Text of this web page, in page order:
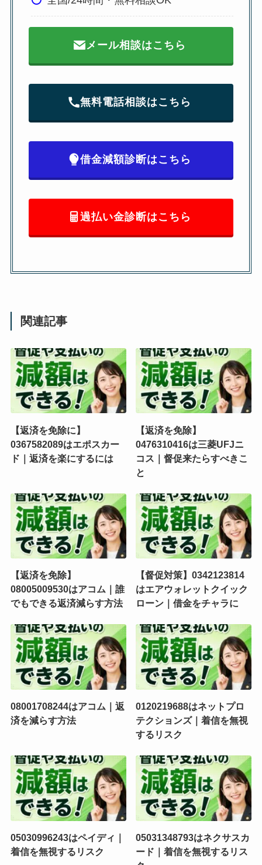
メール相談はこちら
無料電話相談はこちら
借金減額診断はこちら
過払い金診断はこちら
関連記事
【返済を免除に】
0367582089はエポスカー
ド｜返済を楽にするには
【返済を免除】
0476310416は三菱UFJニ
コス｜督促来たらすべきこ
と
【返済を免除】
08005009530はアコム｜誰
でもできる返済減らす方法
【督促対策】0342123814
はエアウォレットクイック
ローン｜借金をチャラに
08001708244はアコム｜返
済を減らす方法
0120219688はネットプロ
テクションズ｜着信を無視
するリスク
05030996243はペイディ｜
着信を無視するリスク
05031348793はネクサスカ
ード｜着信を無視するリス